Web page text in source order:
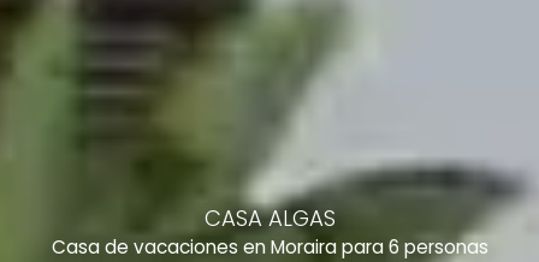
CASA ALGAS
Casa de vacaciones en Moraira para 6 personas